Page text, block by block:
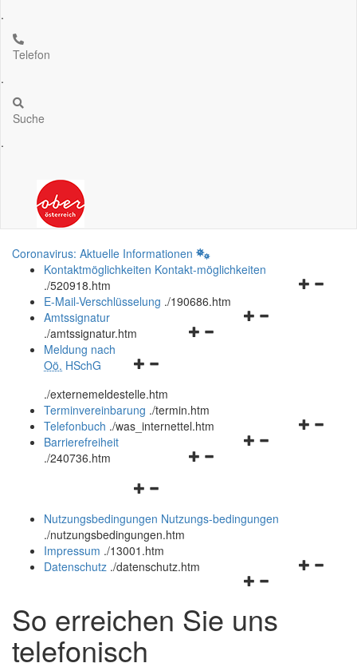
.
Telefon
.
Suche
.
Coronavirus: Aktuelle Informationen
Kontaktmöglichkeiten Kontakt-möglichkeiten
./520918.htm
Navigationsmenü
E-Mail-Verschlüsselung ./190686.htm
Navigationsmenü
Amtssignatur
./amtssignatur.htm
Navigationsmenü
und
schließen
Meldung nach
Oö. HSchG
./externemeldestelle.htm
Terminvereinbarung ./termin.htm
Navigationsmenü
Telefonbuch ./was_internettel.htm
Navigationsmenü
Barrierefreiheit
./240736.htm
Navigationsmenü
und
schließen
Nutzungsbedingungen Nutzungs-bedingungen
./nutzungsbedingungen.htm
Impressum ./13001.htm
Navigationsmenü
und
schließen
Datenschutz ./datenschutz.htm
So erreichen Sie uns
telefonisch